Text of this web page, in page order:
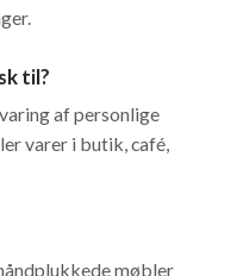
til?
af personlige
varer i butik, café,
møbler